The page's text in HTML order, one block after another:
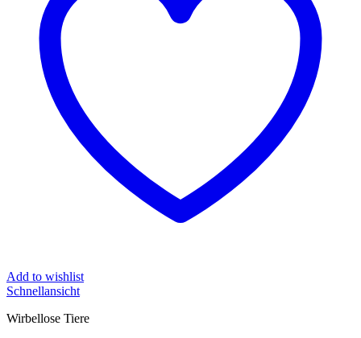
Add to wishlist
Schnellansicht
Wirbellose Tiere